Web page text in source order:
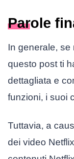
Parole
In generale, se
questo post ti
dettagliata e
funzioni, i suoi
Tuttavia, a
dei video